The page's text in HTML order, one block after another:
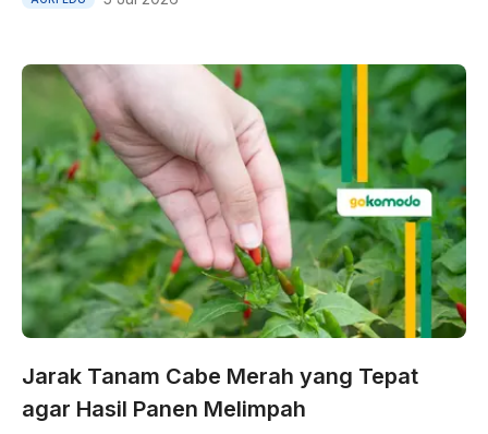
Jarak Tanam Cabe Merah yang Tepat
agar Hasil Panen Melimpah